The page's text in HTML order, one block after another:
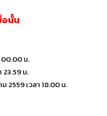
อนั้น
00.00 น.
23.59 น.
2559 เวลา 18.00 น.